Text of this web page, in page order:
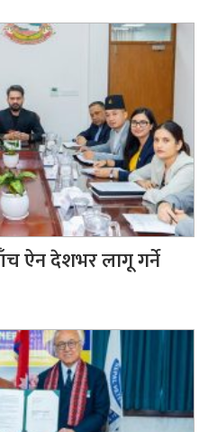
ऐन देशभर लागू गर्ने